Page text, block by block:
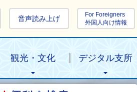
音声読み上げ
For Foreigners
外国人向け情報
観光・文化 デジタル支所